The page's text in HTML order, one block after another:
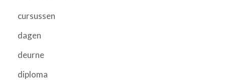
cursussen
dagen
deurne
diploma